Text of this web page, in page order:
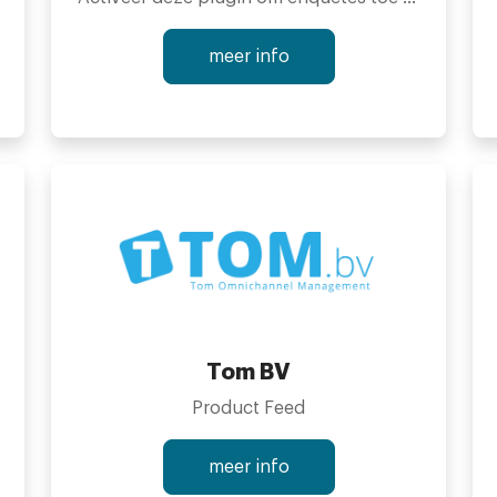
register
invoice
Mocht u vragen hebben dan kunt u altijd contact met ons opnemen via e-mail: info@sforsoftware.nl of telefonisch via 0342 745 295.
meer info
Tom BV
Product Feed
meer info